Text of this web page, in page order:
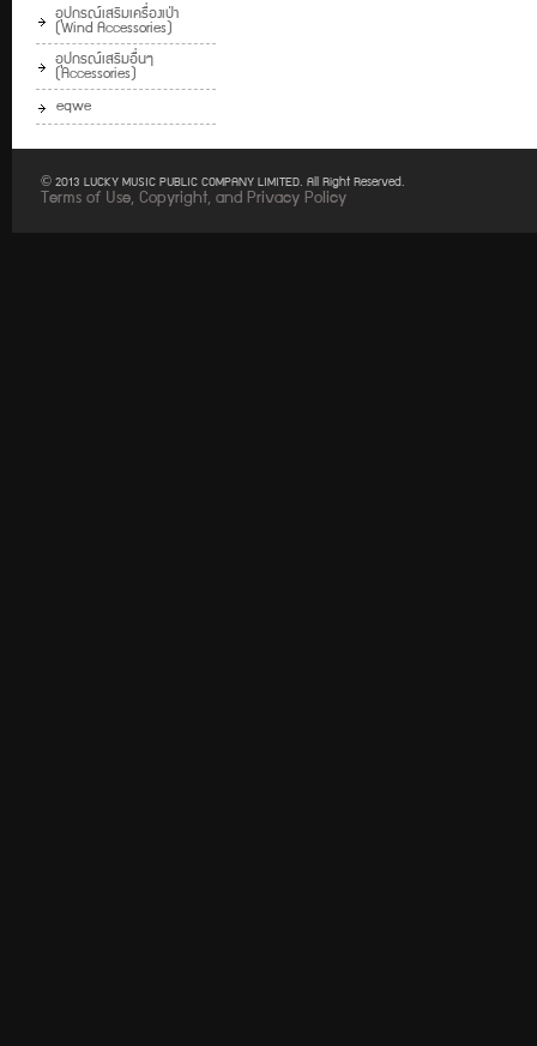
อุปกรณ์เสริมเครื่องเป่า
(Wind Accessories)
อุปกรณ์เสริมอื่นๆ
(Accessories)
eqwe
© 2013 LUCKY MUSIC PUBLIC COMPANY LIMITED. All Right Reserved.
Terms of Use, Copyright, and Privacy Policy